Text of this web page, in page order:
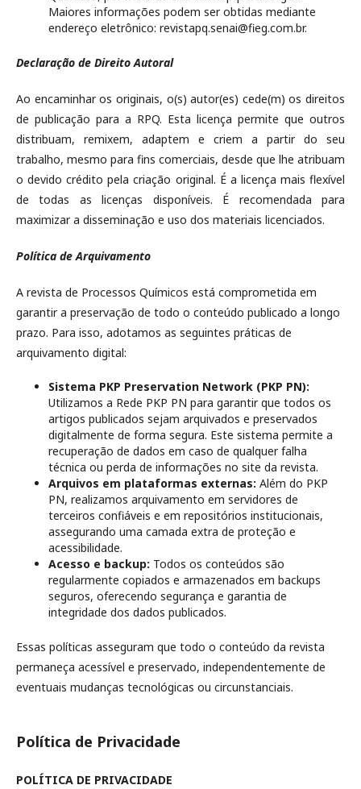
Maiores informações podem ser obtidas mediante
endereço eletrônico: revistapq.senai@fieg.com.br.
Declaração de Direito Autoral
Ao encaminhar os originais, o(s) autor(es) cede(m) os direitos
de publicação para a RPQ. Esta licença permite que outros
distribuam, remixem, adaptem e criem a partir do seu
trabalho, mesmo para fins comerciais, desde que lhe atribuam
o devido crédito pela criação original. É a licença mais flexível
de todas as licenças disponíveis. É recomendada para
maximizar a disseminação e uso dos materiais licenciados.
Política de Arquivamento
A revista de Processos Químicos está comprometida em
garantir a preservação de todo o conteúdo publicado a longo
prazo. Para isso, adotamos as seguintes práticas de
arquivamento digital:
Sistema PKP Preservation Network (PKP PN):
Utilizamos a Rede PKP PN para garantir que todos os
artigos publicados sejam arquivados e preservados
digitalmente de forma segura. Este sistema permite a
recuperação de dados em caso de qualquer falha
técnica ou perda de informações no site da revista.
Arquivos em plataformas externas: Além do PKP
PN, realizamos arquivamento em servidores de
terceiros confiáveis e em repositórios institucionais,
assegurando uma camada extra de proteção e
acessibilidade.
Acesso e backup: Todos os conteúdos são
regularmente copiados e armazenados em backups
seguros, oferecendo segurança e garantia de
integridade dos dados publicados.
Essas políticas asseguram que todo o conteúdo da revista
permaneça acessível e preservado, independentemente de
eventuais mudanças tecnológicas ou circunstanciais.
Política de Privacidade
POLÍTICA DE PRIVACIDADE